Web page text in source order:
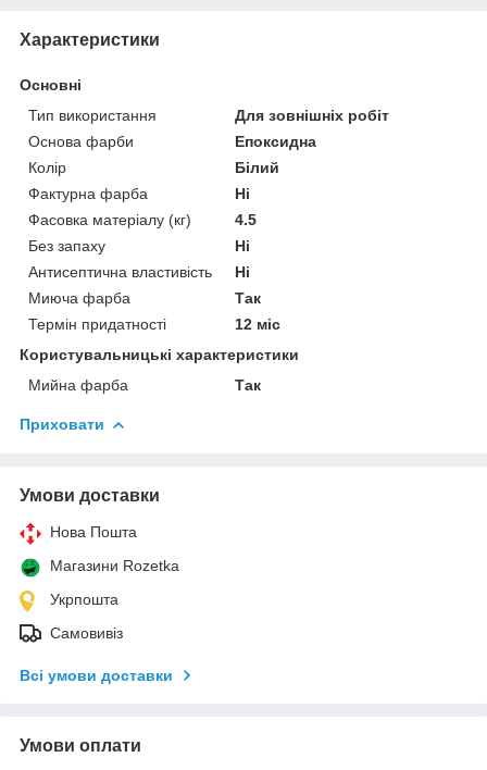
Характеристики
Основні
Тип використання
Для зовнішніх робіт
Основа фарби
Епоксидна
Колір
Білий
Фактурна фарба
Ні
Фасовка матеріалу (кг)
4.5
Без запаху
Ні
Антисептична властивість
Ні
Миюча фарба
Так
Термін придатності
12 міс
Користувальницькі характеристики
Мийна фарба
Так
Приховати
Умови доставки
Нова Пошта
Магазини Rozetka
Укрпошта
Самовивіз
Всі умови доставки
Умови оплати